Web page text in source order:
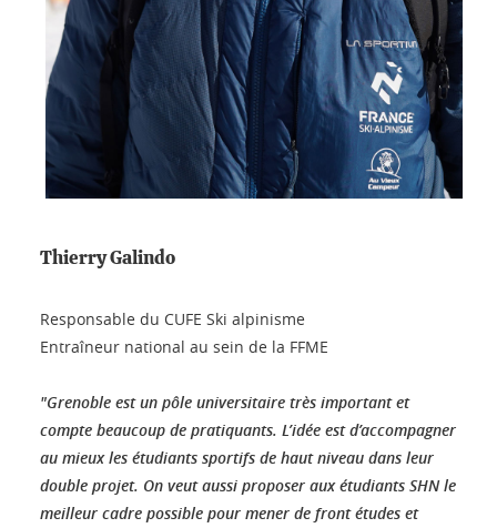
Thierry Galindo
Responsable du CUFE Ski alpinisme
Entraîneur national au sein de la FFME
"Grenoble est un pôle universitaire très important et
compte beaucoup de pratiquants. L’idée est d’accompagner
au mieux les étudiants sportifs de haut niveau dans leur
double projet. On veut aussi proposer aux étudiants SHN le
meilleur cadre possible pour mener de front études et